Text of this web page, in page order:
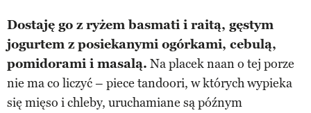
Dostaję go z ryżem basmati i raitą, gęstym
jogurtem z posiekanymi ogórkami, cebulą,
pomidorami i masalą. Na placek naan o tej porze
nie ma co liczyć – piece tandoori, w których wypieka
się mięso i chleby, uruchamiane są późnym